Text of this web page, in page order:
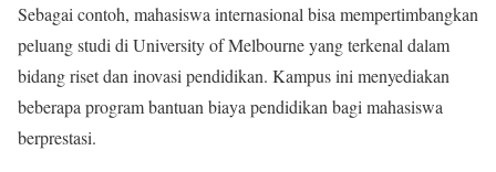
Sebagai contoh, mahasiswa internasional bisa mempertimbangkan
peluang studi di University of Melbourneyang terkenal dalam
bidang riset dan inovasi pendidikan. Kampus ini menyediakan
beberapa program bantuan biaya pendidikan bagi mahasiswa
berprestasi.